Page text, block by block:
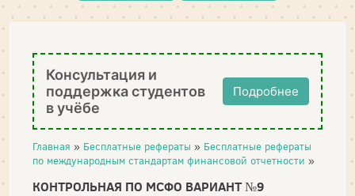
Консультация и
поддержка студентов
в учёбе
Подробнее
Главная » Бесплатные рефераты » Бесплатные рефераты
по международным стандартам финансовой отчетности »
КОНТРОЛЬНАЯ ПО МСФО ВАРИАНТ №9